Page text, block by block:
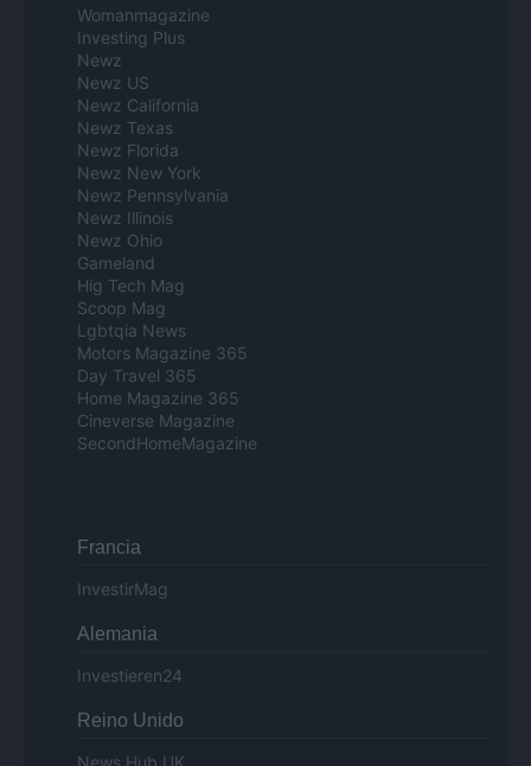
Womanmagazine
Investing Plus
Newz
Newz US
Newz California
Newz Texas
Newz Florida
Newz New York
Newz Pennsylvania
Newz Illinois
Newz Ohio
Gameland
Hig Tech Mag
Scoop Mag
Lgbtqia News
Motors Magazine 365
Day Travel 365
Home Magazine 365
Cineverse Magazine
SecondHomeMagazine
Francia
InvestirMag
Alemania
Investieren24
Reino Unido
News Hub UK